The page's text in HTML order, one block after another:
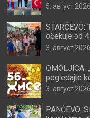
5. август 2026.
STARČEVO:
očekuje od
3. август 2026.
OMOLJICA:
pogledajte
3. август 2026.
PANČEVO: